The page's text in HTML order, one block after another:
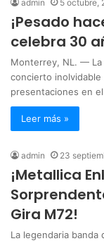
admin 5 octubre,
¡Pesado
celebra 30
Monterrey, NL. — La
concierto
presentaciones en
Leer más »
admin 23
¡Metallica
Gira M72!
La legendaria